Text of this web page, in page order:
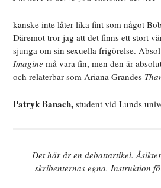
kanske inte låter lika fint som något
Däremot tror jag att det finns ett stort
sjunga om sin sexuella frigörelse.
Imagine må vara fin, men den är
och relaterbar som Ariana Grandes
Patryk Banach, student vid Lunds
Det här är en debattartikel.
skribenternas egna. Instruktion